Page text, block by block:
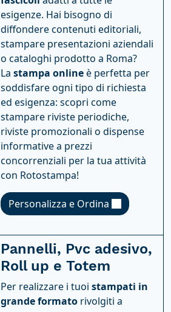
esigenze. Hai bisogno di
diffondere contenuti editoriali,
stampare presentazioni aziendali
o cataloghi prodotto a Roma?
La stampa onlineè perfetta per
soddisfare ogni tipo di richiesta
ed esigenza: scopri come
stampare riviste periodiche,
riviste promozionali o dispense
informative a prezzi
concorrenziali per la tua attività
con Rotostampa!
Personalizza e Ordina
Pannelli, Pvc adesivo,
Roll up e Totem
Per realizzare i tuoi stampati in
grande formatorivolgiti a